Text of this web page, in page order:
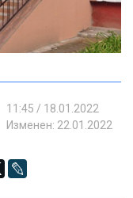
11:45 / 18.01.2022
Изменен: 22.01.2022